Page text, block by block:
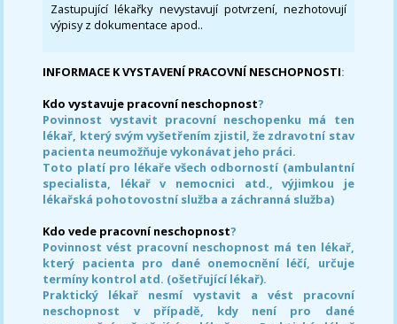
Zastupující lékařky nevystavují potvrzení, nezhotovují
výpisy z dokumentace apod..
INFORMACE K VYSTAVENÍ PRACOVNÍ NESCHOPNOSTI:
Kdo vystavuje pracovní neschopnost?
Povinnost vystavit pracovní neschopenku má ten
lékař, který svým vyšetřením zjistil, že zdravotní stav
pacienta neumožňuje vykonávat jeho práci.
Toto platí pro lékaře všech odborností (ambulantní
specialista, lékař v nemocnici atd., výjimkou je
lékařská pohotovostní služba a záchranná služba)
Kdo vede pracovní neschopnost?
Povinnost vést pracovní neschopnost má ten lékař,
který pacienta pro dané onemocnění léčí, určuje
termíny kontrol atd. (ošetřující lékař).
Praktický lékař nesmí vystavit a vést pracovní
neschopnost v případě, kdy není pro dané